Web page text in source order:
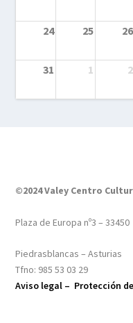
24 25 26
31 1 2
©2024 Valey Centro
Plaza de Europa nº3 – 33450
Piedrasblancas – Asturias
Tfno: 985 53 03 29
Aviso legal – Protección